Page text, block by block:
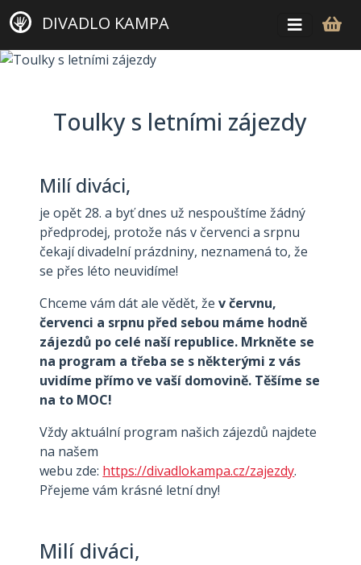
DIVADLO KAMPA
Toulky s letními zájezdy
Milí diváci,
je opět 28. a byť dnes už nespouštíme žádný
předprodej, protože nás v červenci a srpnu
čekají divadelní prázdniny, neznamená to, že
se přes léto neuvidíme!
Chceme vám dát ale vědět, žev červnu,
červenci a srpnu před sebou máme hodně
zájezdů po celé naší republice. Mrkněte se
na program a třeba se s některými z vás
uvidíme přímo ve vaší domovině. Těšíme se
na to MOC!
Vždy aktuální program našich zájezdů najdete
na našem
webu zde: https://divadlokampa.cz/zajezdy.
Přejeme vám krásné letní dny!
Milí diváci,